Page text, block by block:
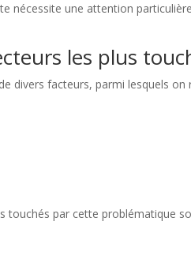
nécessite une attention
les plus
divers facteurs, parmi lesquels on
touchés par cette problématique